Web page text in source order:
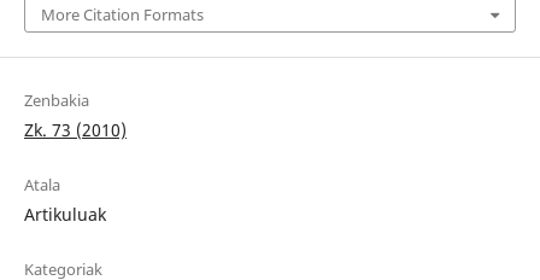
More Citation Formats
Zenbakia
Zk. 73 (2010)
Atala
Artikuluak
Kategoriak